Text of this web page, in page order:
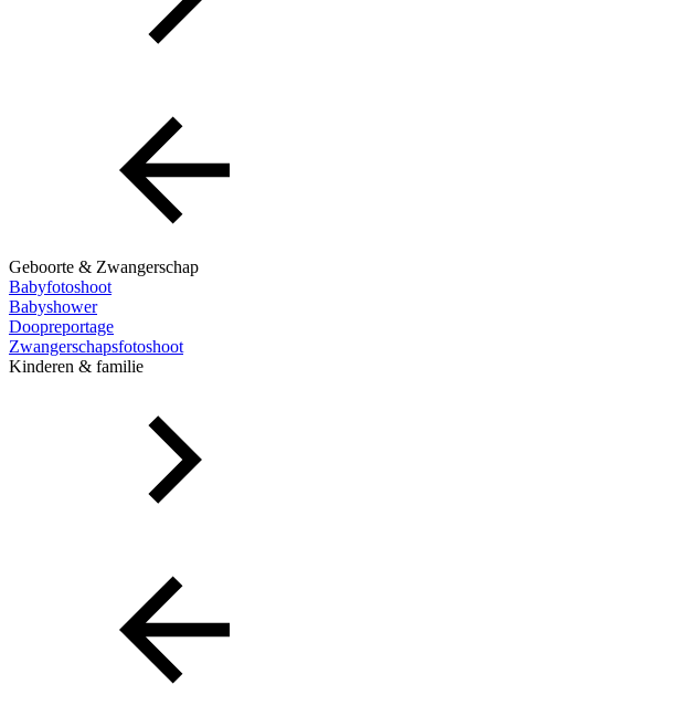
Geboorte & Zwangerschap
Babyfotoshoot
Babyshower
Doopreportage
Zwangerschapsfotoshoot
Kinderen & familie